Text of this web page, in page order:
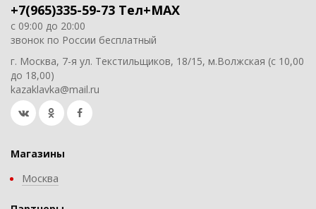
+7(965)335-59-73 Тел+MAX
с 09:00 до 20:00
звонок по России бесплатный
г. Москва, 7-я ул. Текстильщиков, 18/15, м.Волжская (с 10,00
до 18,00)
kazaklavka@mail.ru
Магазины
Москва